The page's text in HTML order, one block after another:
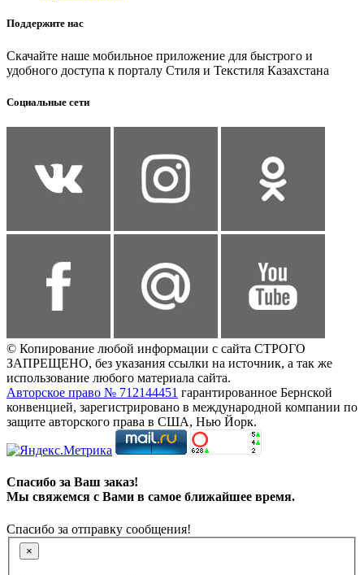
Поддержите нас
Скачайте наше мобильное приложение для быстрого и
удобного доступа к порталу Стиля и Текстиля Казахстана
Социальные сети
© Копирование любой информации с сайта СТРОГО
ЗАПРЕЩЕНО, без указания ссылки на источник, а так же
использование любого материала сайта.
Авторское право № 712144451 гарантированное Бернской
конвенцией, зарегистрировано в международной компании по
защите авторского права в США, Нью Йорк.
Спасибо за Ваш заказ!
Мы свяжемся с Вами в самое ближайшее время.
Спасибо за отправку сообщения!
×